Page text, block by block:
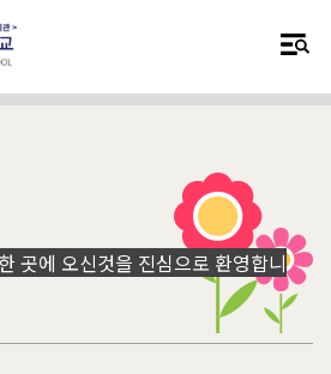
곳에 오신것을 진심으로 환영합니